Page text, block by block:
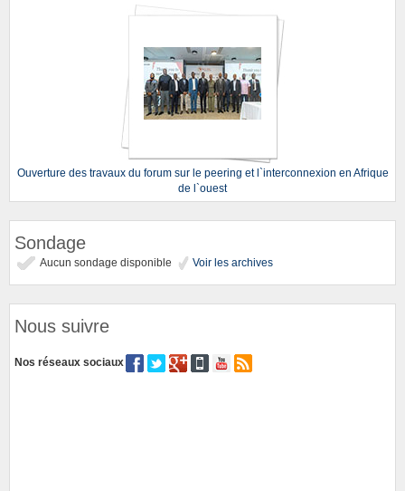
Ouverture des travaux du forum sur le peering et l`interconnexion en Afrique
de l`ouest
Sondage
Aucun sondage disponible Voir les archives
Nous suivre
Nos réseaux sociaux